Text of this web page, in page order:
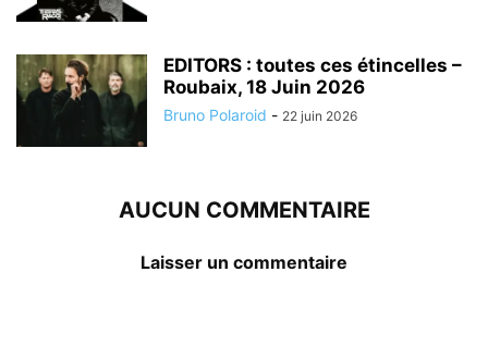
EDITORS : toutes ces étincelles –
Roubaix, 18 Juin 2026
Bruno Polaroid - 22 juin 2026
AUCUN COMMENTAIRE
Laisser un commentaire